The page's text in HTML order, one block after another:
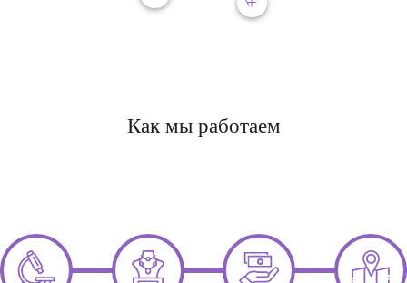
Как мы работаем